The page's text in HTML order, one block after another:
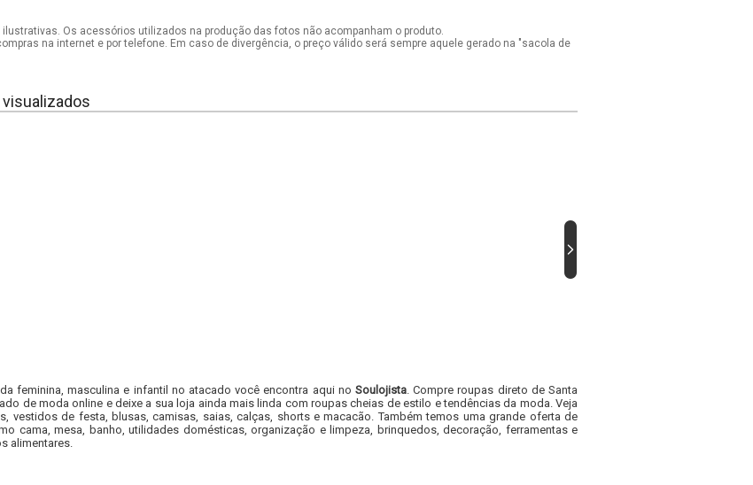
ilustrativas. Os acessórios utilizados na produção das fotos não acompanham o produto.
na internet e por telefone. Em caso de divergência, o preço válido será sempre aquele gerado na "sacola de
feminina, masculina e infantil no atacado você encontra aqui no Soulojista. Compre roupas direto de Santa
de moda online e deixe a sua loja ainda mais linda com roupas cheias de estilo e tendências da moda. Veja
vestidos de festa, blusas, camisas, saias, calças, shorts e macacão. Também temos uma grande oferta de
cama, mesa, banho, utilidades domésticas, organização e limpeza, brinquedos, decoração, ferramentas e
alimentares.